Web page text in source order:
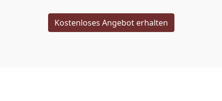
Kostenloses Angebot erhalten